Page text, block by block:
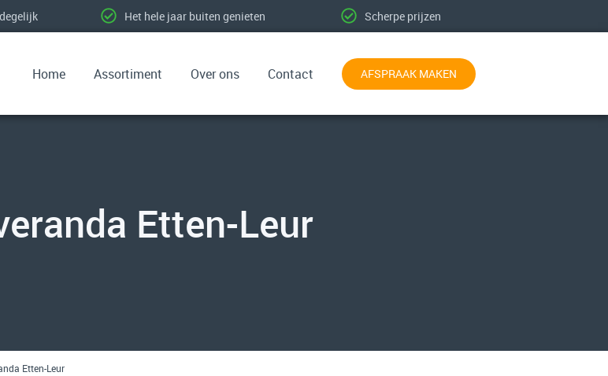
Het hele jaar buiten genieten Scherpe prijzen
Home Assortiment Over ons Contact AFSPRAAK MAKEN
Etten-Leur
Etten-Leur